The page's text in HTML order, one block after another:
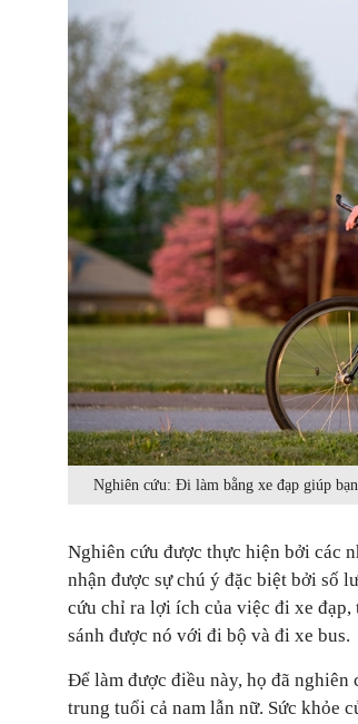
Nghiên cứu: Đi làm bằng xe đạp giúp
Nghiên cứu được thực hiện bởi các
nhận được sự chú ý đặc biệt bởi số
cứu chỉ ra lợi ích của việc đi xe đạp,
sánh được nó với đi bộ và đi xe bus.
Để làm được điều này, họ đã
trung tuổi cả nam lẫn nữ. Sức khỏe